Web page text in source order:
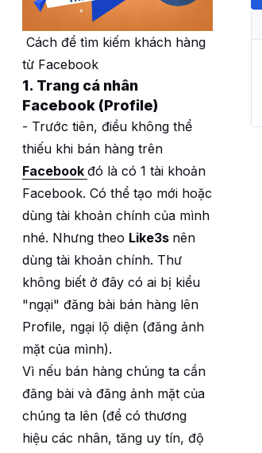
Cách để tìm kiếm khách hàng
từ Facebook
1. Trang cá nhân
Facebook (Profile)
- Trước tiên, điều không thể
thiếu khi bán hàng trên
Facebook đó là có 1 tài khoản
Facebook. Có thể tạo mới hoặc
dùng tài khoản chính của mình
nhé. Nhưng theo Like3s nên
dùng tài khoản chính. Thư
không biết ở đây có ai bị kiểu
"ngại" đăng bài bán hàng lên
Profile, ngại lộ diện (đăng ảnh
mặt của mình).
Vì nếu bán hàng chúng ta cần
đăng bài và đăng ảnh mặt của
chúng ta lên (để có thương
hiệu các nhân, tăng uy tín, độ